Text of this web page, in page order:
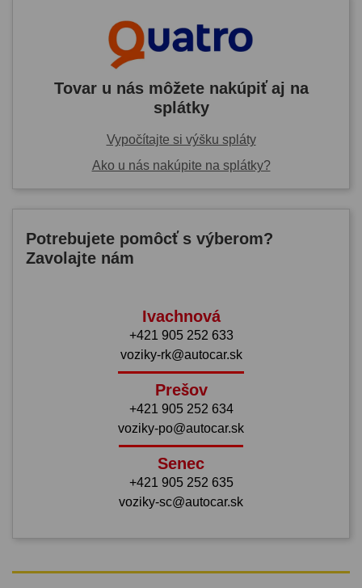
Tovar u nás môžete nakúpiť aj na
splátky
Vypočítajte si výšku spláty
Ako u nás nakúpite na splátky?
Potrebujete pomôcť s výberom?
Zavolajte nám
Ivachnová
+421 905 252 633
voziky-rk@autocar.sk
Prešov
+421 905 252 634
voziky-po@autocar.sk
Senec
+421 905 252 635
voziky-sc@autocar.sk